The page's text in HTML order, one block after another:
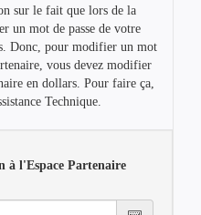
sur le fait que lors de la
un mot de passe de votre
Donc, pour modifier un mot
vous devez modifier
en dollars. Pour faire ça,
Technique.
à l'Espace Partenaire